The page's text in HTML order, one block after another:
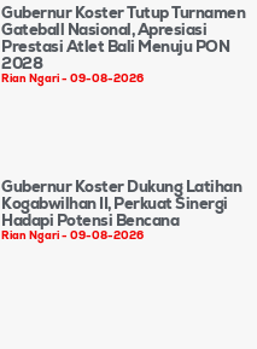
Gubernur Koster Tutup Turnamen
Gateball Nasional, Apresiasi
Prestasi Atlet Bali Menuju PON
2028
Rian Ngari 09-08-2026
Gubernur Koster Dukung Latihan
Kogabwilhan II, Perkuat Sinergi
Hadapi Potensi Bencana
Rian Ngari 09-08-2026